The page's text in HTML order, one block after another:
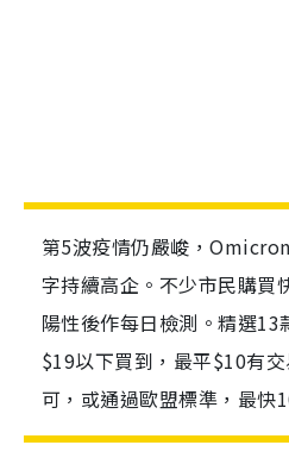
第5波疫情仍嚴峻，
字持續高企。不少市民購買
陽性後作每日檢測。精選
$19以下買到，最平$10有
可，或通過歐盟標準，最快